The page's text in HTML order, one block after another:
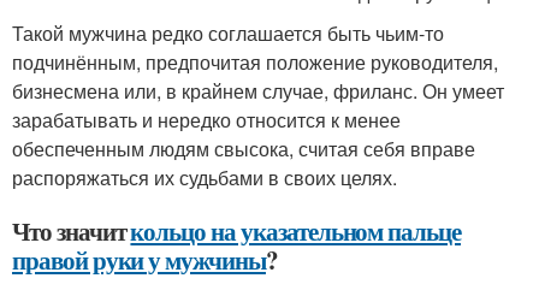
Такой мужчина редко соглашается быть чьим-то
подчинённым, предпочитая положение руководителя,
бизнесмена или, в крайнем случае, фриланс. Он умеет
зарабатывать и нередко относится к менее
обеспеченным людям свысока, считая себя вправе
распоряжаться их судьбами в своих целях.
Что значиткольцо на указательном пальце
правой руки у мужчины?